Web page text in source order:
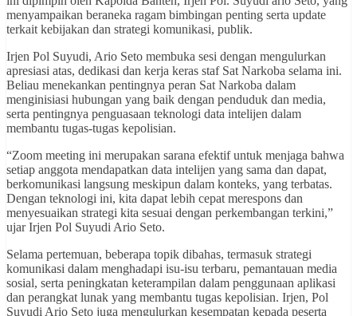
menyampaikan beraneka ragam bimbingan penting serta update
terkait kebijakan dan strategi komunikasi, publik.
Irjen Pol Suyudi, Ario Seto membuka sesi dengan mengulurkan
apresiasi atas, dedikasi dan kerja keras staf Sat Narkoba selama ini.
Beliau menekankan pentingnya peran Sat Narkoba dalam
menginisiasi hubungan yang baik dengan penduduk dan media,
serta pentingnya penguasaan teknologi data intelijen dalam
membantu tugas-tugas kepolisian.
“Zoom meeting ini merupakan sarana efektif untuk menjaga bahwa
setiap anggota mendapatkan data intelijen yang sama dan dapat,
berkomunikasi langsung meskipun dalam konteks, yang terbatas.
Dengan teknologi ini, kita dapat lebih cepat merespons dan
menyesuaikan strategi kita sesuai dengan perkembangan terkini,”
ujar Irjen Pol Suyudi Ario Seto.
Selama pertemuan, beberapa topik dibahas, termasuk strategi
komunikasi dalam menghadapi isu-isu terbaru, pemantauan media
sosial, serta peningkatan keterampilan dalam penggunaan aplikasi
dan perangkat lunak yang membantu tugas kepolisian. Irjen, Pol
Suyudi Ario Seto juga mengulurkan kesempatan kepada peserta